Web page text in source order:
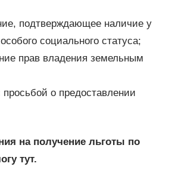
подтверждающее наличие у
социального статуса;
прав владения земельным
просьбой о предоставлении
на получение льготы по
тут.